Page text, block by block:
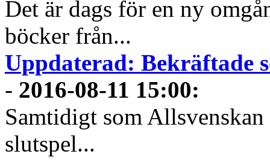
Det är dags för en ny
böcker från...
Uppdaterad: Bekräftade
- 2016-08-11 15:00:
Samtidigt som
slutspel...